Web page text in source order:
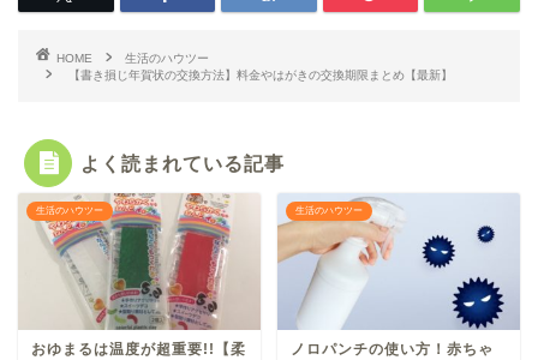
HOME
生活のハウツー
【書き損じ年賀状の交換方法】料金やはがきの交換期限まとめ【最新】
よく読まれている記事
生活のハウツー
おゆまるは温度が超重要!!【柔
生活のハウツー
ノロパンチの使い方！赤ちゃ